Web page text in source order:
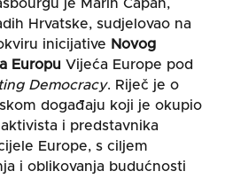
je Marin Capan,
Hrvatske, sudjelovao na
inicijative Novog
Europu Vijeća Europe pod
Democracy. Riječ je o
događaju koji je okupio
i predstavnika
Europe, s ciljem
i oblikovanja budućnosti